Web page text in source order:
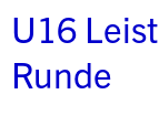
U16
Runde